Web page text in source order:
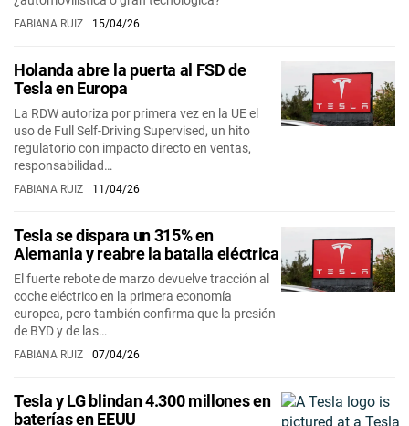
FABIANA RUIZ 15/04/26
Holanda abre la puerta al FSD de
Tesla en Europa
La RDW autoriza por primera vez en la UE el
uso de Full Self-Driving Supervised, un hito
regulatorio con impacto directo en ventas,
responsabilidad…
FABIANA RUIZ 11/04/26
Tesla se dispara un 315% en
Alemania y reabre la batalla eléctrica
El fuerte rebote de marzo devuelve tracción al
coche eléctrico en la primera economía
europea, pero también confirma que la presión
de BYD y de las…
FABIANA RUIZ 07/04/26
Tesla y LG blindan 4.300 millones en
baterías en EEUU